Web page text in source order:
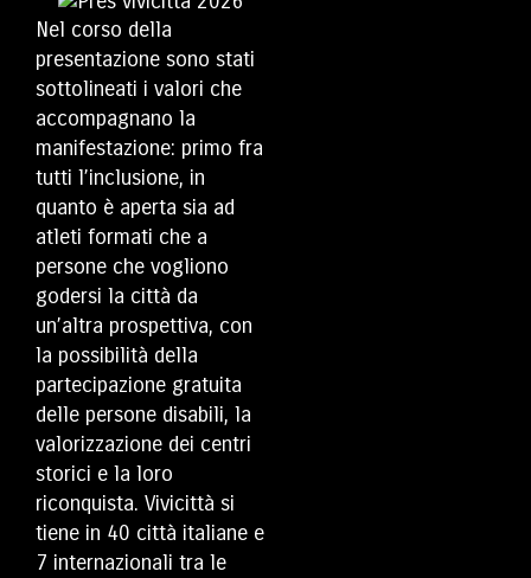
Nel corso della
presentazione sono stati
sottolineati i valori che
accompagnano la
manifestazione: primo fra
tutti l’inclusione, in
quanto è aperta sia ad
atleti formati che a
persone che vogliono
godersi la città da
un’altra prospettiva, con
la possibilità della
partecipazione gratuita
delle persone disabili, la
valorizzazione dei centri
storici e la loro
riconquista. Vivicittà si
tiene in 40 città italiane e
7 internazionali tra le